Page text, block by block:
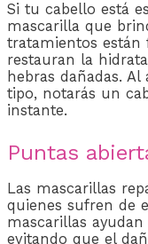
Si tu cabello está
mascarilla que
tratamientos están
restauran la
hebras dañadas.
tipo, notarás un
instante.
Puntas
Las mascarillas
quienes sufren de
mascarillas
evitando que el